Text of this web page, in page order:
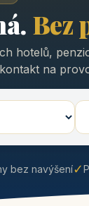
Bez
hotelů,
na
bez navýšení✓